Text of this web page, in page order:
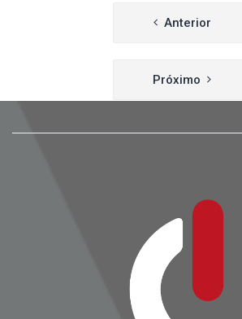
NavegaçãoAnterior
Próximo